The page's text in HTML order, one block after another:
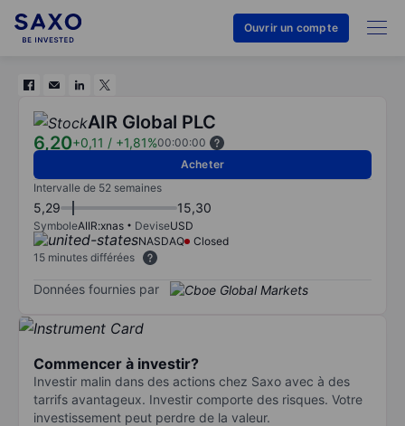
Ouvrir un compte
AIR Global PLC
6,20+0,11 / +1,81%00:00:00
Acheter
Intervalle de 52 semaines
5,29 15,30
SymboleAIIR:xnas DeviseUSD
NASDAQ
Closed
15 minutes différées
Données fournies par
Commencer à investir?
Investir malin dans des actions chez Saxo avec à des
tarrifs avantageux. Investir comporte des risques. Votre
investissement peut perdre de la valeur.